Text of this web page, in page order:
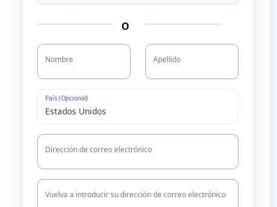
O
Nombre Apellido
País (Opcional)
Dirección de correo electrónico
Vuelva a introducir su dirección de correo electrónico